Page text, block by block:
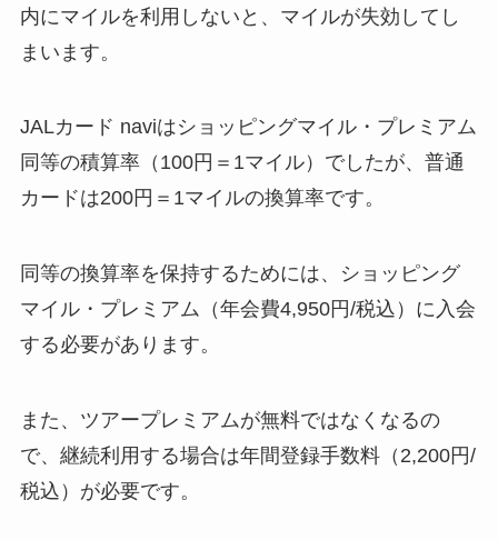
内にマイルを利用しないと、マイルが失効してし
まいます。
JALカード naviはショッピングマイル・プレミアム
同等の積算率（100円＝1マイル）でしたが、普通
カードは200円＝1マイルの換算率です。
同等の換算率を保持するためには、ショッピング
マイル・プレミアム（年会費4,950円/税込）に入会
する必要があります。
また、ツアープレミアムが無料ではなくなるの
で、継続利用する場合は年間登録手数料（2,200円/
税込）が必要です。